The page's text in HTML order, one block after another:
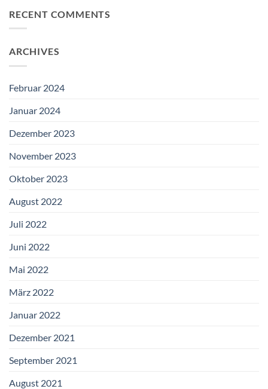
RECENT COMMENTS
ARCHIVES
Februar 2024
Januar 2024
Dezember 2023
November 2023
Oktober 2023
August 2022
Juli 2022
Juni 2022
Mai 2022
März 2022
Januar 2022
Dezember 2021
September 2021
August 2021